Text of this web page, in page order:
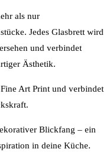
als nur
Jedes Glasbrett wird
und verbindet
Ästhetik.
Art Print und verbindet
Blickfang – ein
in deine Küche.